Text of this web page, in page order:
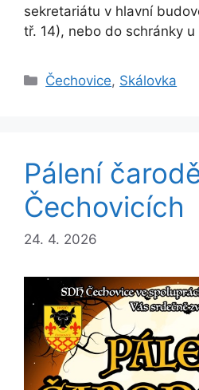
sekretariátu v hlavní
tř. 14), nebo do schránky
Rubriky
Čechovice, Skálovka
Pálení
Čechovicích
24. 4. 2026